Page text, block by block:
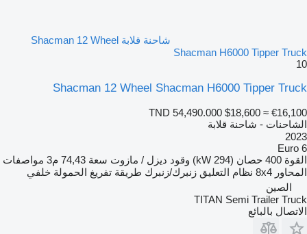
شاحنة قلابة Shacman 12 Wheel
Shacman H6000 Tipper Truck
10
Shacman 12 Wheel Shacman H6000 Tipper Truck
TND 54,490.000 $18,600 ≈ €16,100
الشاحنات - شاحنة قلابة
2023
Euro 6
القوة 400 حصان (294 kW) وقود ديزل / مازوت سعة 74,43 م3
مواصفات
المحاور 8x4 نظام التعليق زنبرك/زنبرك طريقة تفريغ الحمولة خلفي
الصين
TITAN Semi Trailer Truck
الاتصال بالبائع